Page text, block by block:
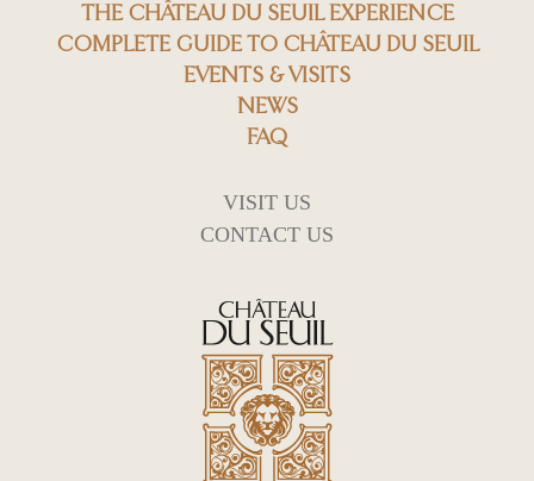
THE CHÂTEAU DU SEUIL EXPERIENCE
COMPLETE GUIDE TO CHÂTEAU DU SEUIL
EVENTS & VISITS
NEWS
FAQ
VISIT US
CONTACT US